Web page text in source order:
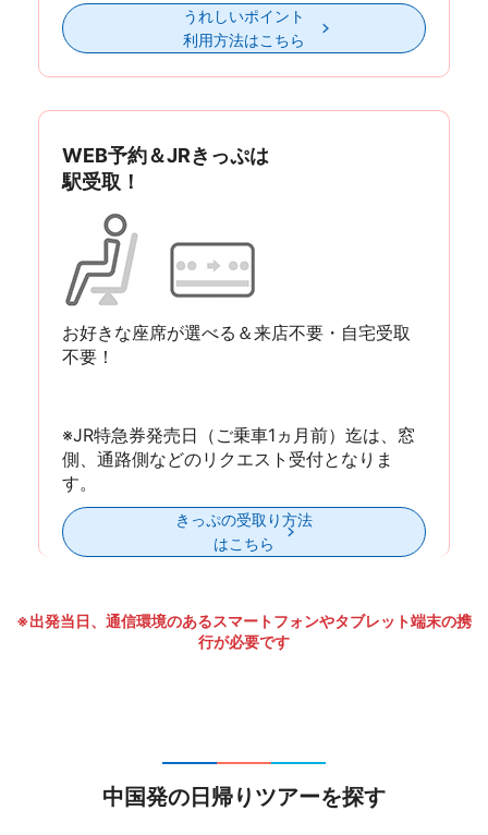
うれしいポイント
利用方法はこちら
WEB予約＆JRきっぷは
駅受取！
お好きな座席が選べる＆来店不要・自宅受取
不要！
※JR特急券発売日（ご乗車1ヵ月前）迄は、窓
側、通路側などのリクエスト受付となりま
す。
きっぷの受取り方法
はこちら
※出発当日、通信環境のあるスマートフォンやタブレット端末の携
行が必要です
中国発の日帰りツアーを探す